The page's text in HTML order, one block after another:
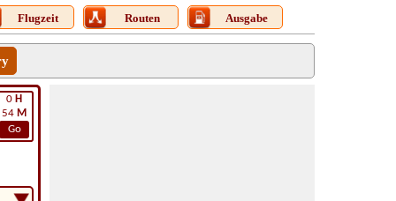
Flugzeit Routen Ausgabe
0 H
54 M
Go